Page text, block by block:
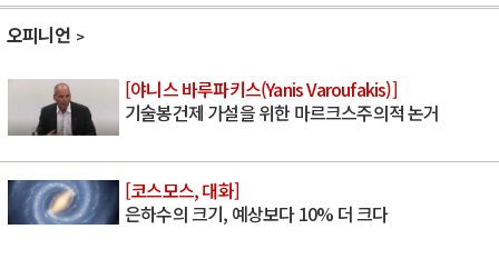
오피니언
[야니스 바루파키스(Yanis Varoufakis)]
기술봉건제 가설을 위한 마르크스주의적 논거
[코스모스, 대화]
은하수의 크기, 예상보다 10% 더 크다